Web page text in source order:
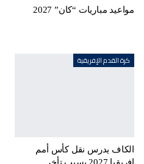
مواعيد مباريات “كان” 2027
كرة القدم الإفريقية
الكاف يدرس نقل كأس أمم